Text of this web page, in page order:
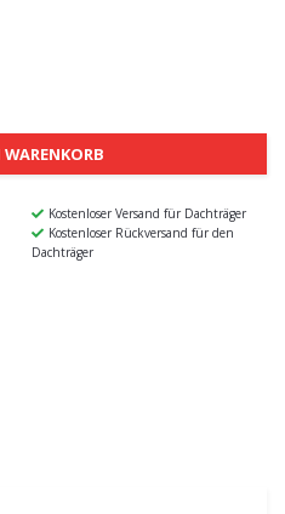
Kostenloser Versand für Dachträger
Kostenloser Rückversand für den
Dachträger